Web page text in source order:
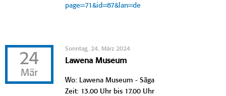
page=71&id=87&lan=de
24
Mär
Sonntag, 24. März 2024
Lawena Museum
Wo: Lawena Museum - Säga
Zeit: 13.00 Uhr bis 17.00 Uhr